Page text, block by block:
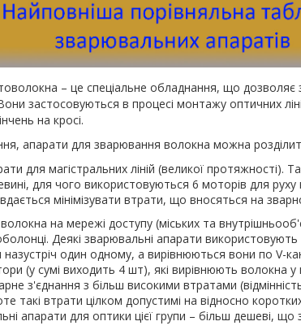
– це спеціальне обладнання, що
застосовуються в процесі монтажу оптичних
на кросі.
апарати для зварювання волокна можна
для магістральних ліній (великої протяжності).
для чого використовуються 6 моторів для
мінімізувати втрати, що вносяться на
на мережі доступу (міських та
Деякі зварювальні апарати
один одному, а вирівнюються вони по V-
(у сумі виходить 4 шт), які вирівнюють волокна у
з'єднання з більш високими втратами
такі втрати цілком допустимі на відносно
апарати для оптики цієї групи – більш дешеві,